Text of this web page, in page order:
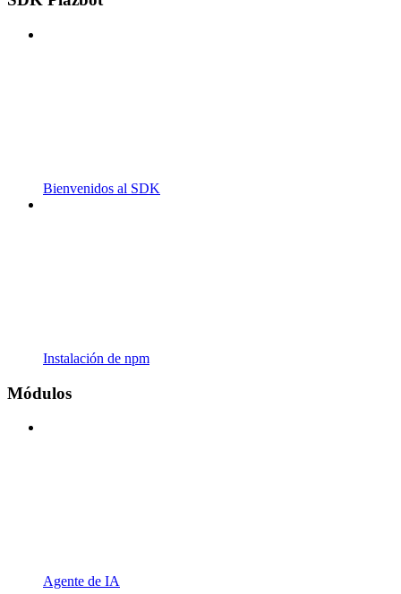
Bienvenidos al SDK
Instalación de npm
Módulos
Agente de IA